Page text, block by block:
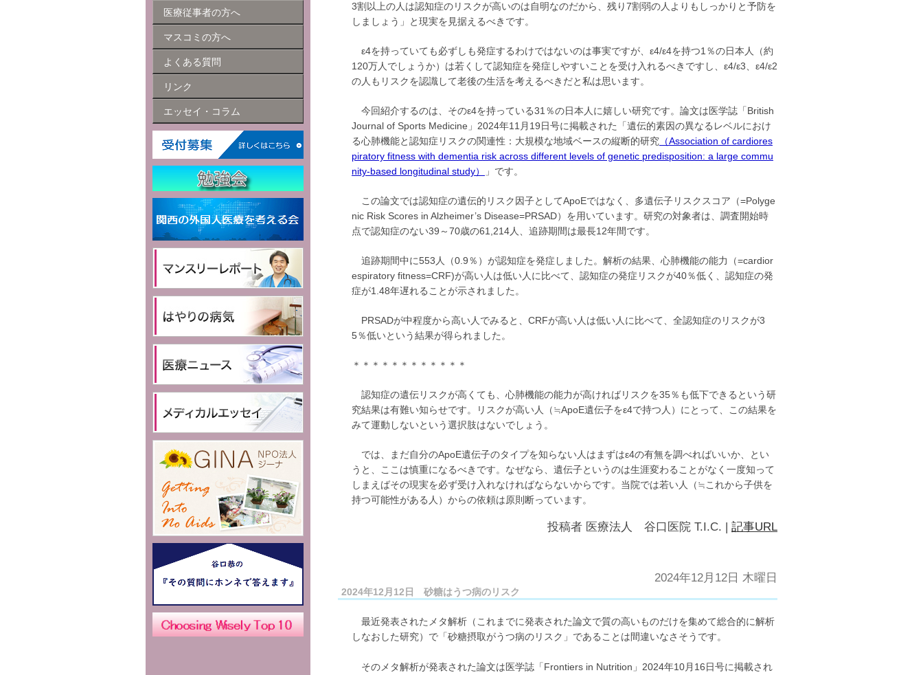
3割以上の人は認知症のリスクが高いのは自明なのだから、残り7割弱の人よりもしっかりと予防を
しましょう」と現実を見据えるべきです。
ε4を持っていても必ずしも発症するわけではないのは事実ですが、ε4/ε4を持つ1％の日本人（約
120万人でしょうか）は若くして認知症を発症しやすいことを受け入れるべきですし、ε4/ε3、ε4/ε2
の人もリスクを認識して老後の生活を考えるべきだと私は思います。
今回紹介するのは、そのε4を持っている31％の日本人に嬉しい研究です。論文は医学誌「British
Journal of Sports Medicine」2024年11月19日号に掲載された「遺伝的素因の異なるレベルにおけ
る心肺機能と認知症リスクの関連性：大規模な地域ベースの縦断的研究 （Association of cardiores
piratory fitness with dementia risk across different levels of genetic predisposition: a large commu
nity-based longitudinal study）
」です。
この論文では認知症の遺伝的リスク因子としてApoEではなく、多遺伝子リスクスコア（=Polyge
nic Risk Scores in Alzheimer’s Disease=PRSAD）を用いています。研究の対象者は、調査開始時
点で認知症のない39～70歳の61,214人、追跡期間は最長12年間です。
追跡期間中に553人（0.9％）が認知症を発症しました。解析の結果、心肺機能の能力（=cardior
espiratory fitness=CRF)が高い人は低い人に比べて、認知症の発症リスクが40％低く、認知症の発
症が1.48年遅れることが示されました。
PRSADが中程度から高い人でみると、CRFが高い人は低い人に比べて、全認知症のリスクが3
5％低いという結果が得られました。
＊＊＊＊＊＊＊＊＊＊＊＊
認知症の遺伝リスクが高くても、心肺機能の能力が高ければリスクを35％も低下できるという研
究結果は有難い知らせです。リスクが高い人（≒ApoE遺伝子をε4で持つ人）にとって、この結果を
みて運動しないという選択肢はないでしょう。
では、まだ自分のApoE遺伝子のタイプを知らない人はまずはε4の有無を調べればいいか、とい
うと、ここは慎重になるべきです。なぜなら、遺伝子というのは生涯変わることがなく一度知って
しまえばその現実を必ず受け入れなければならないからです。当院では若い人（≒これから子供を
持つ可能性がある人）からの依頼は原則断っています。
投稿者 医療法人 谷口医院 T.I.C. 記事URL
2024年12月12日 木曜日
2024年12月12日 砂糖はうつ病のリスク
最近発表されたメタ解析（これまでに発表された論文で質の高いものだけを集めて総合的に解析
しなおした研究）で「砂糖摂取がうつ病のリスク」であることは間違いなさそうです。
そのメタ解析が発表された論文は医学誌「Frontiers in Nutrition」2024年10月16日号に掲載され
医療従事者の方へ
マスコミの方へ
よくある質問
リンク
エッセイ・コラム